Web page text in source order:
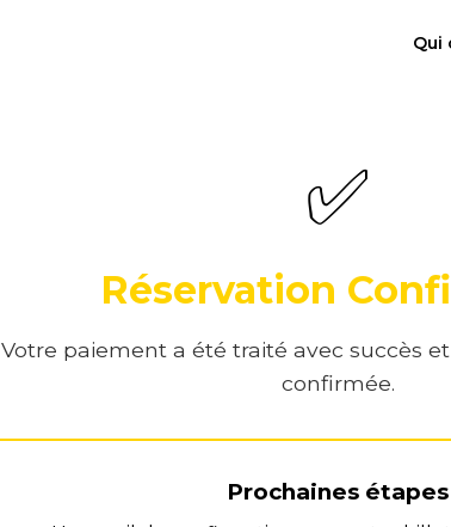
Qui
✅
Réservation
Votre paiement a été traité avec succès
confirmée.
Prochaines étapes